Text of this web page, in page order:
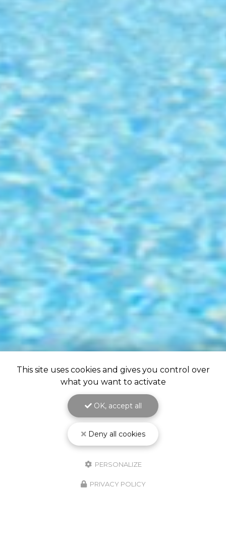
This site uses cookies and gives you control over
what you want to activate
OK, accept all
Deny all cookies
PERSONALIZE
PRIVACY POLICY